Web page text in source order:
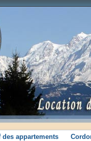
des appartements